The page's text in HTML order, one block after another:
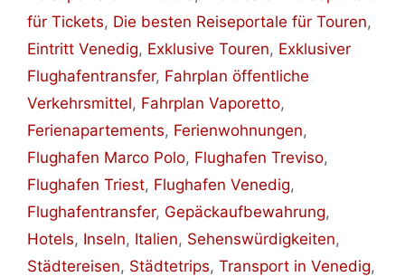
für Tickets, Die besten Reiseportale für Touren,
Eintritt Venedig, Exklusive Touren, Exklusiver
Flughafentransfer, Fahrplan öffentliche
Verkehrsmittel, Fahrplan Vaporetto,
Ferienapartements, Ferienwohnungen,
Flughafen Marco Polo, Flughafen Treviso,
Flughafen Triest, Flughafen Venedig,
Flughafentransfer, Gepäckaufbewahrung,
Hotels, Inseln, Italien, Sehenswürdigkeiten,
Städtereisen, Städtetrips, Transport in Venedig,